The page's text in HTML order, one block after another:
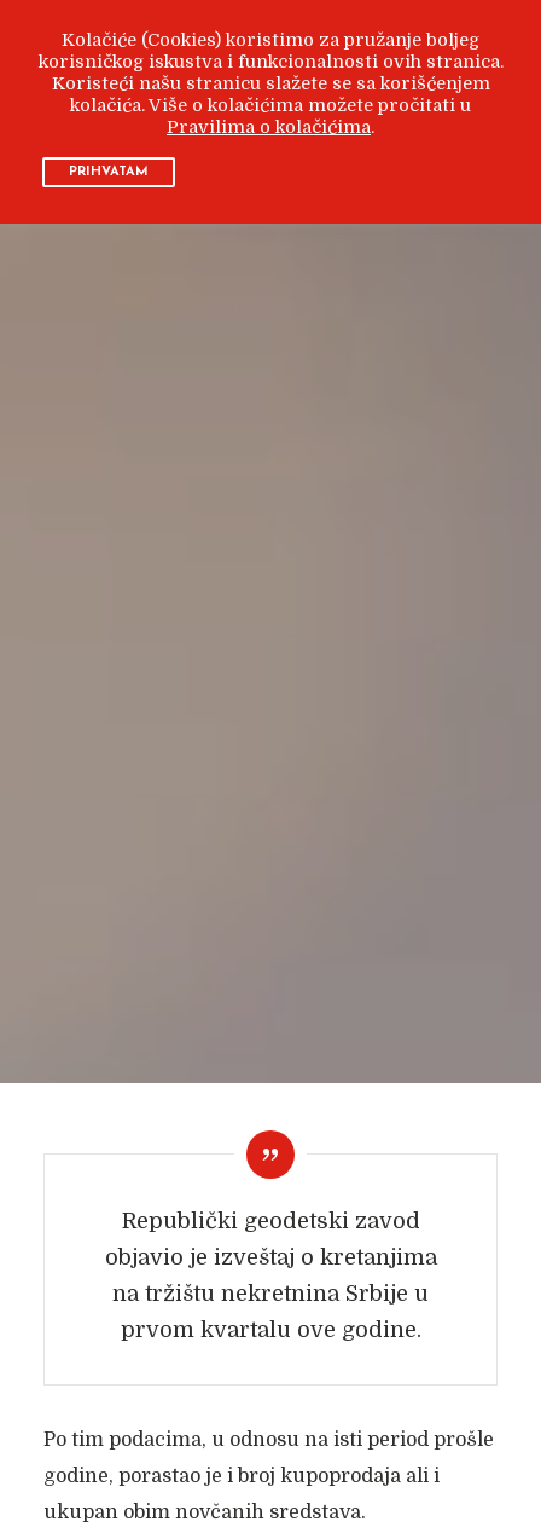
Republički geodetski zavod
objavio je izveštaj o kretanjima
na tržištu nekretnina Srbije u
prvom kvartalu ove godine.
Po tim podacima, u odnosu na isti period prošle
godine, porastao je i broj kupoprodaja ali i
ukupan obim novčanih sredstava.
Kolačiće (Cookies) koristimo za pružanje boljeg
korisničkog iskustva i funkcionalnosti ovih stranica.
Koristeći našu stranicu slažete se sa korišćenjem
kolačića. Više o kolačićima možete pročitati u
Pravilima o kolačićima.
PRIHVATAM